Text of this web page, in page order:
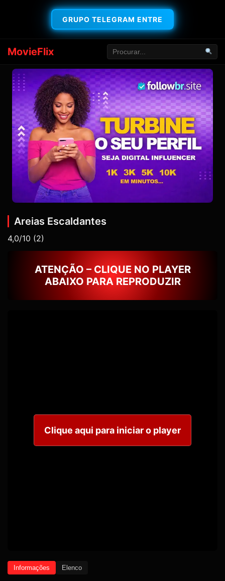
GRUPO TELEGRAM ENTRE
MovieFlix
Areias Escaldantes
4,0/10 (2)
ATENÇÃO – CLIQUE NO PLAYER
ABAIXO PARA REPRODUZIR
Clique aqui para iniciar o player
Informações Elenco